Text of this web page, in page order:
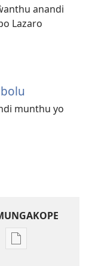
anandi
Lazaro
munthu yo
Nthowa